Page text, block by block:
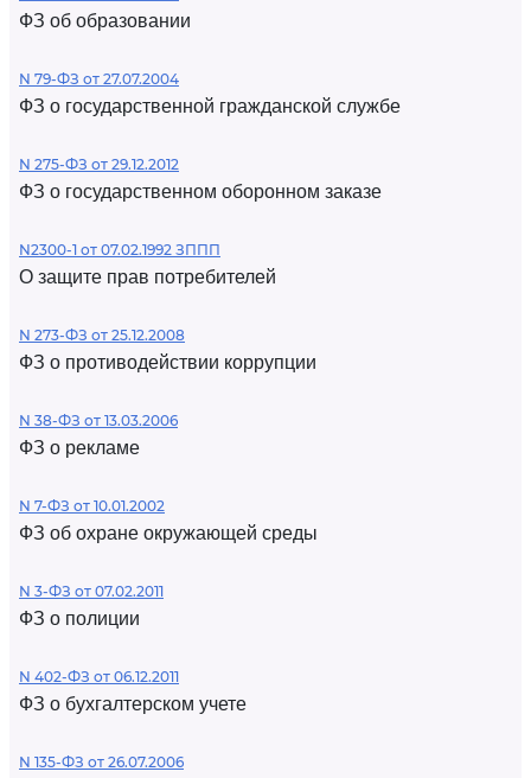
ФЗ об образовании
N 79-ФЗ от 27.07.2004
ФЗ о государственной гражданской службе
N 275-ФЗ от 29.12.2012
ФЗ о государственном оборонном заказе
N2300-1 от 07.02.1992 ЗППП
О защите прав потребителей
N 273-ФЗ от 25.12.2008
ФЗ о противодействии коррупции
N 38-ФЗ от 13.03.2006
ФЗ о рекламе
N 7-ФЗ от 10.01.2002
ФЗ об охране окружающей среды
N 3-ФЗ от 07.02.2011
ФЗ о полиции
N 402-ФЗ от 06.12.2011
ФЗ о бухгалтерском учете
N 135-ФЗ от 26.07.2006